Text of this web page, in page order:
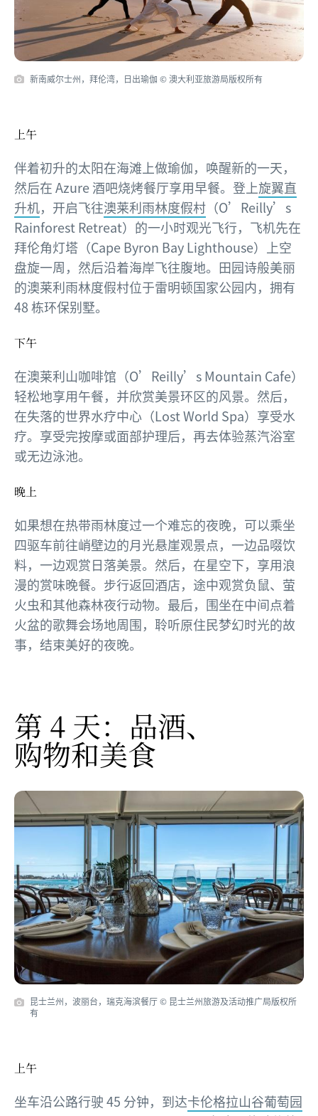
新南威尔士州，拜伦湾，日出瑜伽 © 澳大利亚旅游局版权所有
上午
伴着初升的太阳在海滩上做瑜伽，唤醒新的一天，
然后在 Azure 酒吧烧烤餐厅享用早餐。登上旋翼直
升机，开启飞往澳莱利雨林度假村 （O’Reilly’s
Rainforest Retreat）的一小时观光飞行，飞机先在
拜伦角灯塔（Cape Byron Bay Lighthouse）上空
盘旋一周，然后沿着海岸飞往腹地。田园诗般美丽
的澳莱利雨林度假村位于雷明顿国家公园内，拥有
48 栋环保别墅。
下午
在澳莱利山咖啡馆（O’Reilly’s Mountain Cafe）
轻松地享用午餐，并欣赏美景环区的风景。然后，
在失落的世界水疗中心（Lost World Spa）享受水
疗。享受完按摩或面部护理后，再去体验蒸汽浴室
或无边泳池。
晚上
如果想在热带雨林度过一个难忘的夜晚，可以乘坐
四驱车前往峭壁边的月光悬崖观景点，一边品啜饮
料，一边观赏日落美景。然后，在星空下，享用浪
漫的赏味晚餐。步行返回酒店，途中观赏负鼠、萤
火虫和其他森林夜行动物。最后，围坐在中间点着
火盆的歌舞会场地周围，聆听原住民梦幻时光的故
事，结束美好的夜晚。
第 4 天：品酒、
购物和美食
昆士兰州，波丽台，瑞克海滨餐厅 © 昆士兰州旅游及活动推广局版权所
有
上午
坐车沿公路行驶 45 分钟，到达卡伦格拉山谷葡萄园